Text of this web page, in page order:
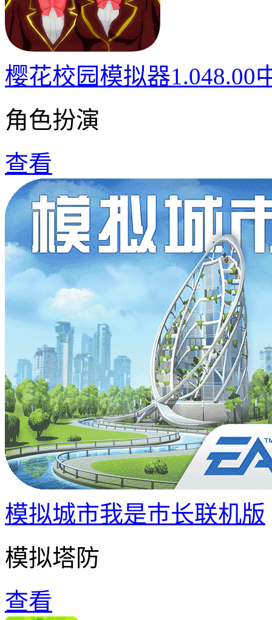
樱花校园模拟器1.048.00
角色扮演
查看
模拟城市我是巿长联机版
模拟塔防
查看